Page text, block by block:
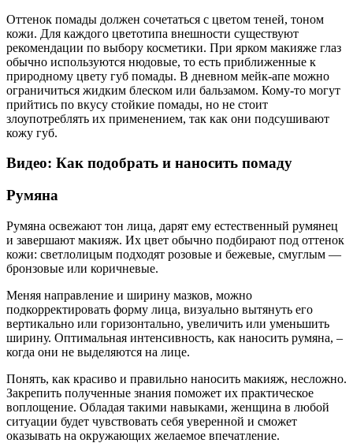
Оттенок помады должен сочетаться с цветом теней, тоном
кожи. Для каждого цветотипа внешности существуют
рекомендации по выбору косметики. При ярком макияже глаз
обычно используются нюдовые, то есть приближенные к
природному цвету губ помады. В дневном мейк-апе можно
ограничиться жидким блеском или бальзамом. Кому-то могут
прийтись по вкусу стойкие помады, но не стоит
злоупотреблять их применением, так как они подсушивают
кожу губ.
Видео: Как подобрать и наносить помаду
Румяна
Румяна освежают тон лица, дарят ему естественный румянец
и завершают макияж. Их цвет обычно подбирают под оттенок
кожи: светлолицым подходят розовые и бежевые, смуглым —
бронзовые или коричневые.
Меняя направление и ширину мазков, можно
подкорректировать форму лица, визуально вытянуть его
вертикально или горизонтально, увеличить или уменьшить
ширину. Оптимальная интенсивность, как наносить румяна, –
когда они не выделяются на лице.
Понять, как красиво и правильно наносить макияж, несложно.
Закрепить полученные знания поможет их практическое
воплощение. Обладая такими навыками, женщина в любой
ситуации будет чувствовать себя уверенной и сможет
оказывать на окружающих желаемое впечатление.